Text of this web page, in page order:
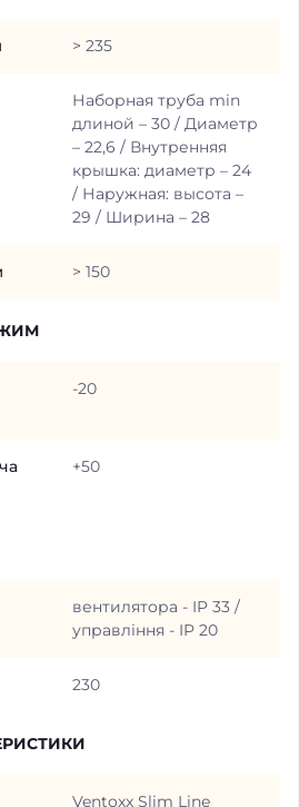
> 235
Наборная труба min
длиной – 30 / Диаметр
– 22,6 / Внутренняя
крышка: диаметр – 24
/ Наружная: высота –
29 / Ширина – 28
> 150
-20
+50
вентилятора - IP 33 /
управління - IP 20
230
Ventoxx Slim Line